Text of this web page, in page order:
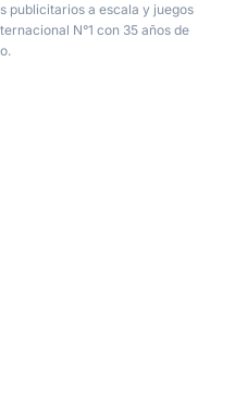
publicitarios a escala y juegos
N°1 con 35 años de